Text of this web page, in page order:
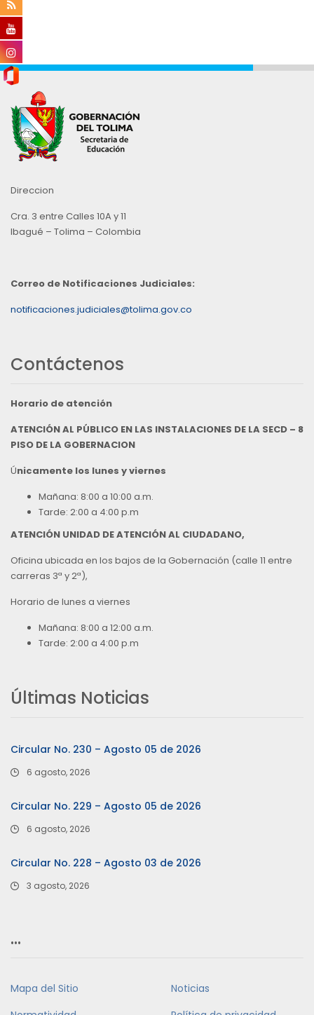
Direccion
Cra. 3 entre Calles 10A y 11
Ibagué – Tolima – Colombia
Correo de Notificaciones Judiciales:
notificaciones.judiciales@tolima.gov.co
Contáctenos
Horario de atención
ATENCIÓN AL PÚBLICO EN LAS INSTALACIONES DE LA SECD – 8
PISO DE LA GOBERNACION
Únicamente los lunes y viernes
Mañana: 8:00 a 10:00 a.m.
Tarde: 2:00 a 4:00 p.m
ATENCIÓN UNIDAD DE ATENCIÓN AL CIUDADANO,
Oficina ubicada en los bajos de la Gobernación (calle 11 entre
carreras 3ª y 2ª),
Horario de lunes a viernes
Mañana: 8:00 a 12:00 a.m.
Tarde: 2:00 a 4:00 p.m
Últimas Noticias
Circular No. 230 – Agosto 05 de 2026
6 agosto, 2026
Circular No. 229 – Agosto 05 de 2026
6 agosto, 2026
Circular No. 228 – Agosto 03 de 2026
3 agosto, 2026
…
Mapa del Sitio
Noticias